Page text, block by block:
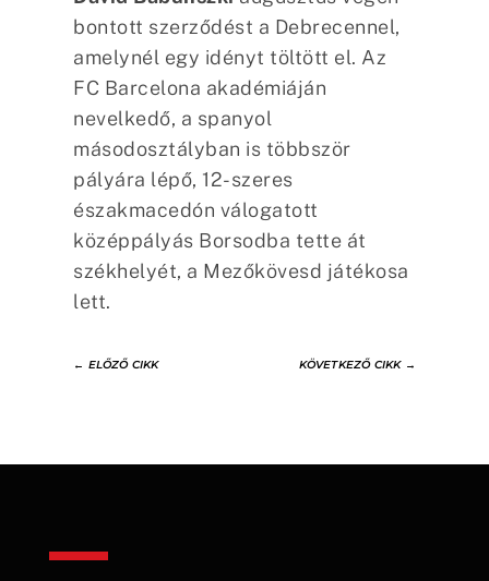
bontott szerződést a Debrecennel,
amelynél egy idényt töltött el. Az
FC Barcelona akadémiáján
nevelkedő, a spanyol
másodosztályban is többször
pályára lépő, 12-szeres
északmacedón válogatott
középpályás Borsodba tette át
székhelyét, a Mezőkövesd játékosa
lett.
← ELŐZŐ CIKK KÖVETKEZŐ CIKK→